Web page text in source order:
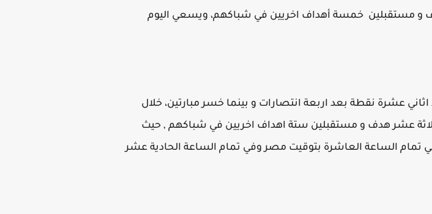
و مستقبلين خمسة أهداف اخريين في شباكهم، ويسعي اليوم
عشرة نقطة بعد اربعة انتصارات و بينما خسر مبارتين، خلال
عشر هدف و مستقبلين ستة اهداف اخريين في شباكهم , حيث
بي ان سبورت 1 بتعليق جواد بدة في تمام الساعة العاشرة بتوقيت مصر وفي تمام الساعة الحادية عشر